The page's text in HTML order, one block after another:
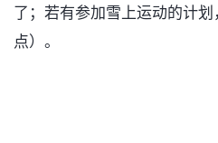
了；若有参加雪上运动的计
点）。